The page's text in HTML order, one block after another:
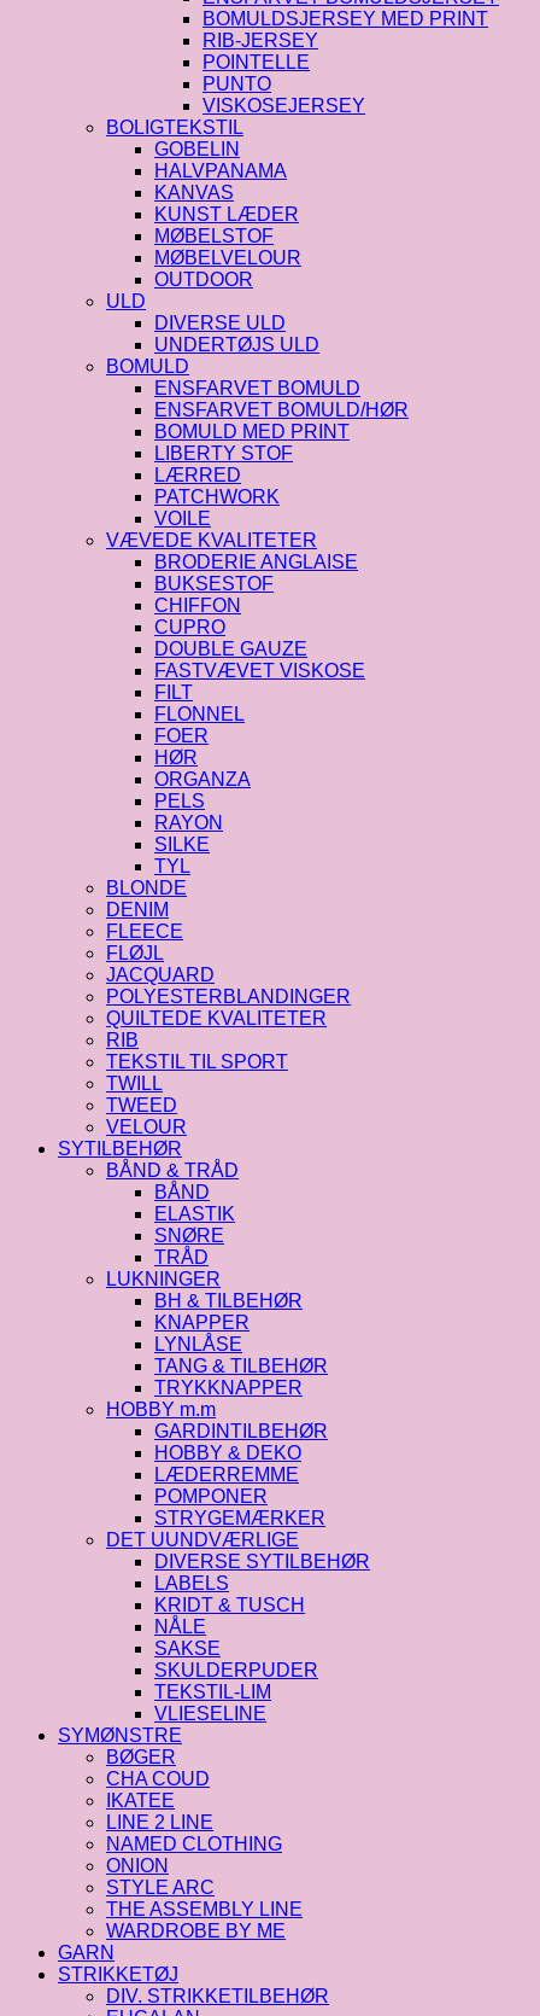
BOMULDSJERSEY MED PRINT
RIB-JERSEY
POINTELLE
PUNTO
VISKOSEJERSEY
BOLIGTEKSTIL
GOBELIN
HALVPANAMA
KANVAS
KUNST LÆDER
MØBELSTOF
MØBELVELOUR
OUTDOOR
ULD
DIVERSE ULD
UNDERTØJS ULD
BOMULD
ENSFARVET BOMULD
ENSFARVET BOMULD/HØR
BOMULD MED PRINT
LIBERTY STOF
LÆRRED
PATCHWORK
VOILE
VÆVEDE KVALITETER
BRODERIE ANGLAISE
BUKSESTOF
CHIFFON
CUPRO
DOUBLE GAUZE
FASTVÆVET VISKOSE
FILT
FLONNEL
FOER
HØR
ORGANZA
PELS
RAYON
SILKE
TYL
BLONDE
DENIM
FLEECE
FLØJL
JACQUARD
POLYESTERBLANDINGER
QUILTEDE KVALITETER
RIB
TEKSTIL TIL SPORT
TWILL
TWEED
VELOUR
SYTILBEHØR
BÅND & TRÅD
BÅND
ELASTIK
SNØRE
TRÅD
LUKNINGER
BH & TILBEHØR
KNAPPER
LYNLÅSE
TANG & TILBEHØR
TRYKKNAPPER
HOBBY m.m
GARDINTILBEHØR
HOBBY & DEKO
LÆDERREMME
POMPONER
STRYGEMÆRKER
DET UUNDVÆRLIGE
DIVERSE SYTILBEHØR
LABELS
KRIDT & TUSCH
NÅLE
SAKSE
SKULDERPUDER
TEKSTIL-LIM
VLIESELINE
SYMØNSTRE
BØGER
CHA COUD
IKATEE
LINE 2 LINE
NAMED CLOTHING
ONION
STYLE ARC
THE ASSEMBLY LINE
WARDROBE BY ME
GARN
STRIKKETØJ
DIV. STRIKKETILBEHØR